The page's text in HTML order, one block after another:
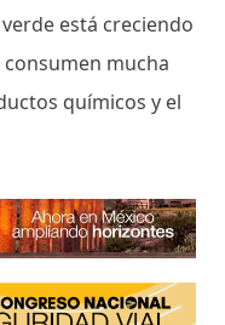
está creciendo
mucha
químicos y el